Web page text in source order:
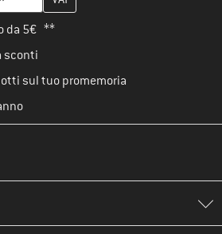
da 5€ **
sconti
sul tuo promemoria